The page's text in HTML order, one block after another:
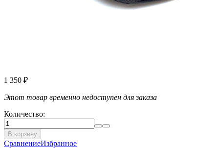
1 350 ₽
Этот товар временно недоступен для заказа
Количество:
В корзину
СравнениеИзбранное